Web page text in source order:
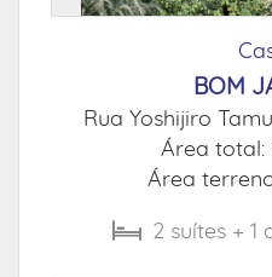
BOM
Rua Yoshijiro
Área total:
Área
2 suítes+ 1